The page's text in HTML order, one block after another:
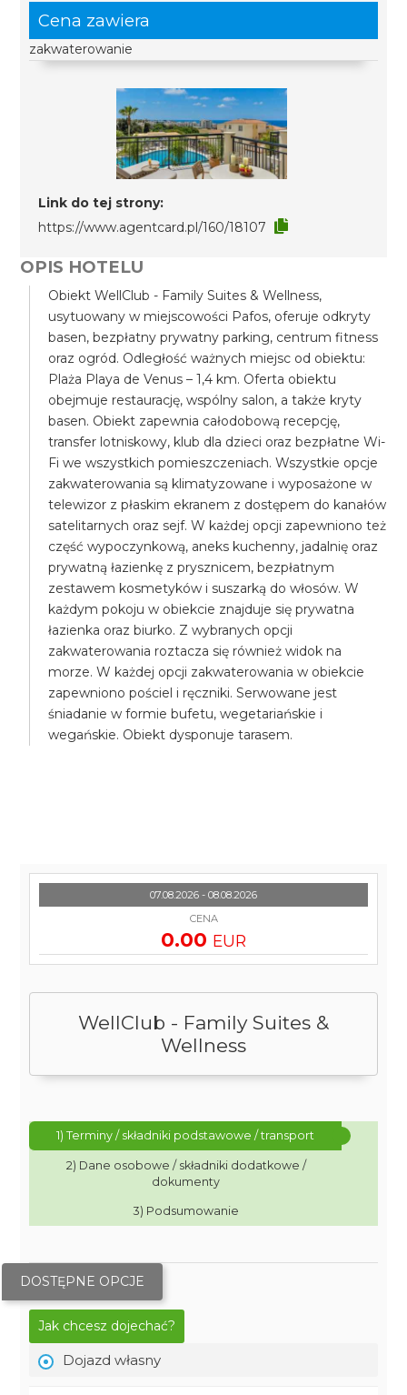
Cena zawiera
zakwaterowanie
Link do tej strony:
https://www.agentcard.pl/160/18107
OPIS HOTELU
Obiekt WellClub - Family Suites & Wellness,
usytuowany w miejscowości Pafos, oferuje odkryty
basen, bezpłatny prywatny parking, centrum fitness
oraz ogród. Odległość ważnych miejsc od obiektu:
Plaża Playa de Venus – 1,4 km. Oferta obiektu
obejmuje restaurację, wspólny salon, a także kryty
basen. Obiekt zapewnia całodobową recepcję,
transfer lotniskowy, klub dla dzieci oraz bezpłatne Wi-
Fi we wszystkich pomieszczeniach. Wszystkie opcje
zakwaterowania są klimatyzowane i wyposażone w
telewizor z płaskim ekranem z dostępem do kanałów
satelitarnych oraz sejf. W każdej opcji zapewniono też
część wypoczynkową, aneks kuchenny, jadalnię oraz
prywatną łazienkę z prysznicem, bezpłatnym
zestawem kosmetyków i suszarką do włosów. W
każdym pokoju w obiekcie znajduje się prywatna
łazienka oraz biurko. Z wybranych opcji
zakwaterowania roztacza się również widok na
morze. W każdej opcji zakwaterowania w obiekcie
zapewniono pościel i ręczniki. Serwowane jest
śniadanie w formie bufetu, wegetariańskie i
wegańskie. Obiekt dysponuje tarasem.
WellClub - Family Suites &
Wellness
1) Terminy / składniki podstawowe / transport
2) Dane osobowe / składniki dodatkowe /
dokumenty
3) Podsumowanie
DOSTĘPNE OPCJE
Jak chcesz dojechać?
Dojazd własny
07.08.2026 - 08.08.2026
CENA
0.00 EUR